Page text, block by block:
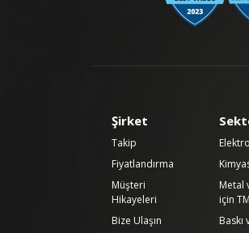
Şirket
Takip
Fiyatlandırma
Müşteri
Hikayeleri
Bize Ulaşın
Metal
için
Baskı